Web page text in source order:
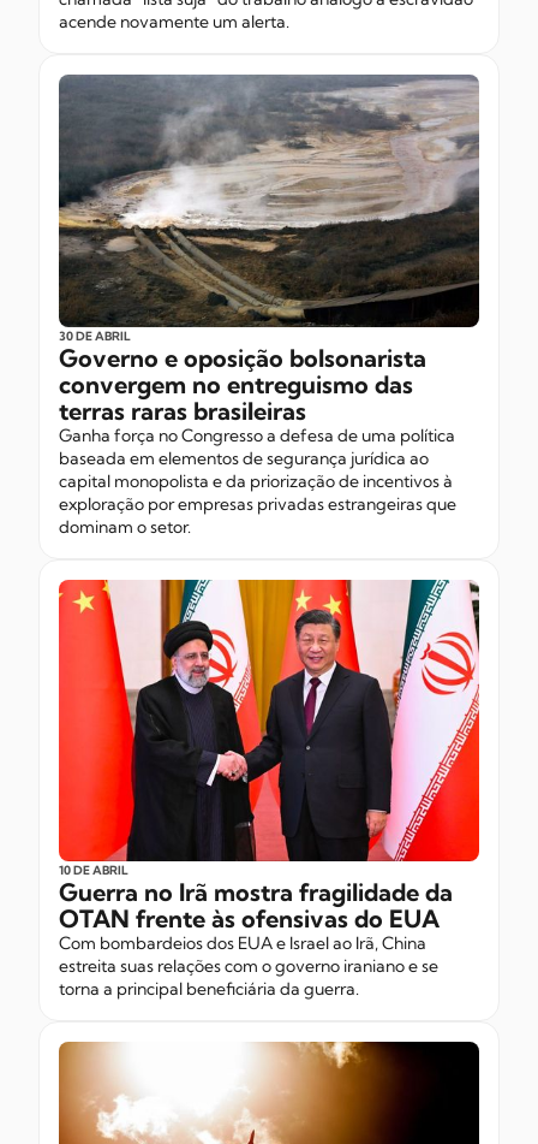
acende novamente um alerta.
30 DE ABRIL
Governo e oposição bolsonarista
convergem no entreguismo das
terras raras brasileiras
Ganha força no Congresso a defesa de uma política
baseada em elementos de segurança jurídica ao
capital monopolista e da priorização de incentivos à
exploração por empresas privadas estrangeiras que
dominam o setor.
10 DE ABRIL
Guerra no Irã mostra fragilidade da
OTAN frente às ofensivas do EUA
Com bombardeios dos EUA e Israel ao Irã, China
estreita suas relações com o governo iraniano e se
torna a principal beneficiária da guerra.